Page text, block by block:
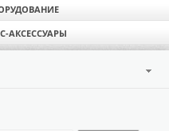
АКСЕССУАРЫ